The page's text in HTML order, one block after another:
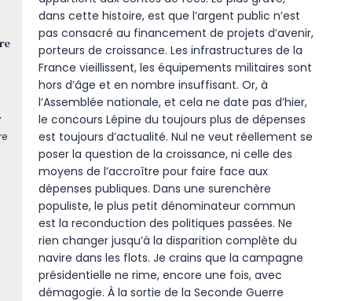
dans cette histoire, est que l’argent public n’est
pas consacré au financement de projets d’avenir,
porteurs de croissance. Les infrastructures de la
France vieillissent, les équipements militaires sont
hors d’âge et en nombre insuffisant. Or, à
l’Assemblée nationale, et cela ne date pas d’hier,
le concours Lépine du toujours plus de dépenses
est toujours d’actualité. Nul ne veut réellement se
poser la question de la croissance, ni celle des
moyens de l’accroître pour faire face aux
dépenses publiques. Dans une surenchère
populiste, le plus petit dénominateur commun
est la reconduction des politiques passées. Ne
rien changer jusqu’à la disparition complète du
navire dans les flots. Je crains que la campagne
présidentielle ne rime, encore une fois, avec
démagogie. À la sortie de la Seconde Guerre